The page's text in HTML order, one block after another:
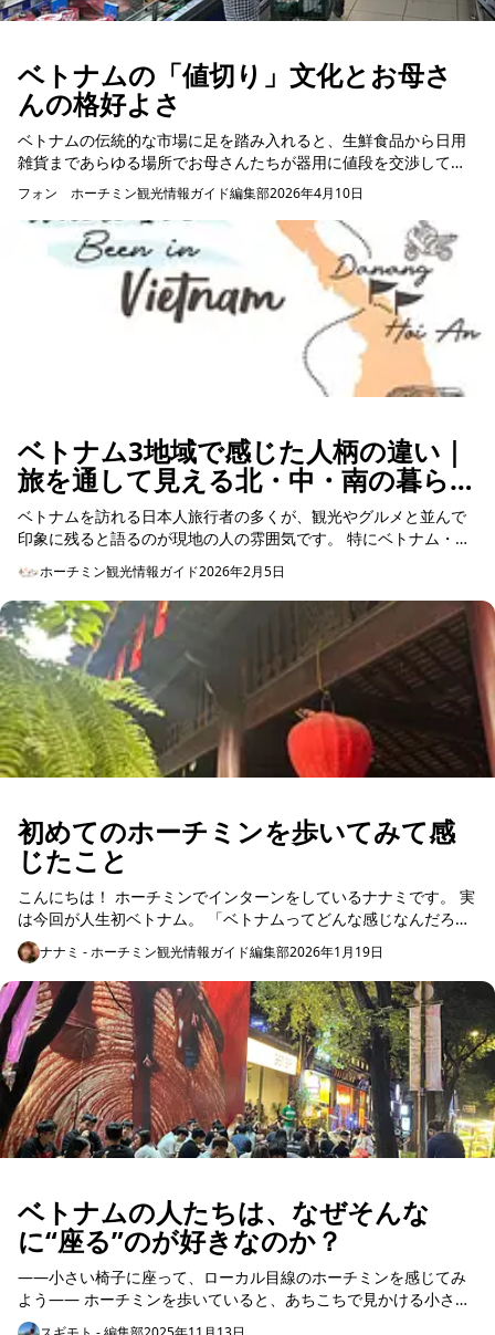
ベトナムの「値切り」文化とお母さ
んの格好よさ
ベトナムの伝統的な市場に足を踏み入れると、生鮮食品から日用
雑貨まであらゆる場所でお母さんたちが器用に値段を交渉してい
る姿を見かけます。 特に毎日市場に通っているお母さんたちにと
って、値切りは単...
フォン ホーチミン観光情報ガイド編集部2026年4月10日
ベトナム3地域で感じた人柄の違い｜
旅を通して見える北・中・南の暮らし
とやさしさ
ベトナムを訪れる日本人旅行者の多くが、観光やグルメと並んで
印象に残ると語るのが現地の人の雰囲気です。 特にベトナム・ホ
ーチミンでは、人が多い・活気があるというイメージと同時に、
話しか...
ホーチミン観光情報ガイド2026年2月5日
初めてのホーチミンを歩いてみて感
じたこと
こんにちは！ ホーチミンでインターンをしているナナミです。 実
は今回が人生初ベトナム。 「ベトナムってどんな感じなんだろ
う？」とドキドキしながら、実際にホーチミンの街を歩いてみま
した。...
ナナミ - ホーチミン観光情報ガイド編集部2026年1月19日
ベトナムの人たちは、なぜそんな
に“座る”のが好きなのか？
――小さい椅子に座って、ローカル目線のホーチミンを感じてみ
よう―― ホーチミンを歩いていると、あちこちで見かける小さな
プラスチックの椅子。 赤や青、緑、ピンク。カラフルで、どこか